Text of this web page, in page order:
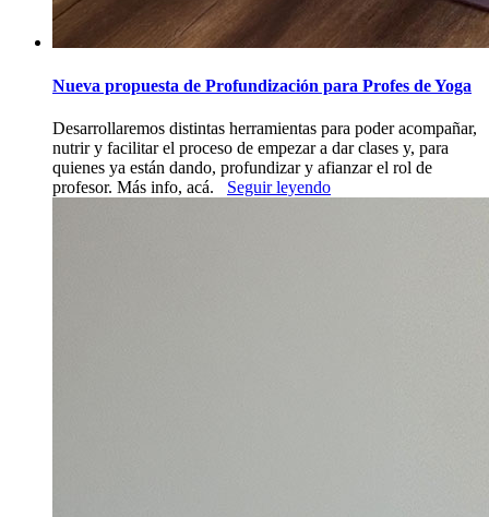
Nueva propuesta de Profundización para Profes de Yoga
Desarrollaremos distintas herramientas para poder acompañar,
nutrir y facilitar el proceso de empezar a dar clases y, para
quienes ya están dando, profundizar y afianzar el rol de
profesor. Más info, acá. Seguir leyendo